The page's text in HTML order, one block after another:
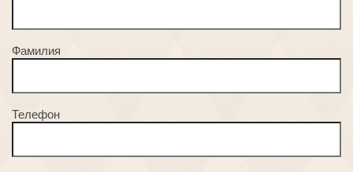
Фамилия
Телефон